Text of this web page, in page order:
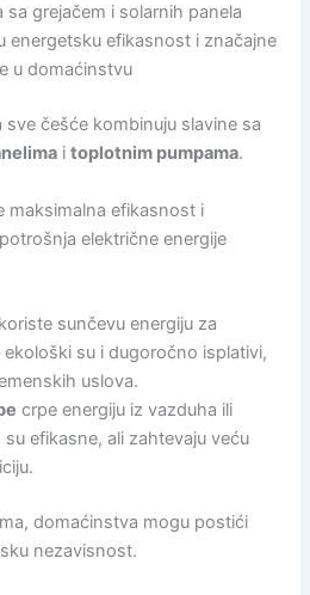
sa grejačem i solarnih panela
energetsku efikasnost i značajne
u domaćinstvu
češće kombinuju slavine sa
itoplotnim pumpama.
maksimalna efikasnost i
električne energije
koriste sunčevu energiju za
ekološki su i dugoročno isplativi,
uslova.
crpe energiju iz vazduha ili
su efikasne, ali zahtevaju veću
domaćinstva mogu postići
nezavisnost.